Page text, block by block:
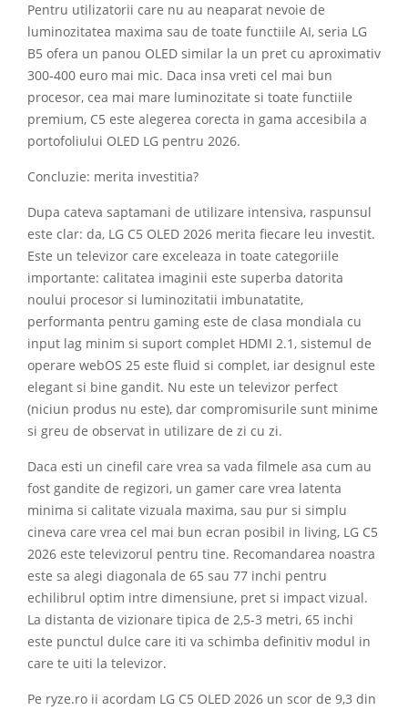
Pentru utilizatorii care nu au neaparat nevoie de
luminozitatea maxima sau de toate functiile AI, seria LG
B5 ofera un panou OLED similar la un pret cu aproximativ
300-400 euro mai mic. Daca insa vreti cel mai bun
procesor, cea mai mare luminozitate si toate functiile
premium, C5 este alegerea corecta in gama accesibila a
portofoliului OLED LG pentru 2026.
Concluzie: merita investitia?
Dupa cateva saptamani de utilizare intensiva, raspunsul
este clar: da, LG C5 OLED 2026 merita fiecare leu investit.
Este un televizor care exceleaza in toate categoriile
importante: calitatea imaginii este superba datorita
noului procesor si luminozitatii imbunatatite,
performanta pentru gaming este de clasa mondiala cu
input lag minim si suport complet HDMI 2.1, sistemul de
operare webOS 25 este fluid si complet, iar designul este
elegant si bine gandit. Nu este un televizor perfect
(niciun produs nu este), dar compromisurile sunt minime
si greu de observat in utilizare de zi cu zi.
Daca esti un cinefil care vrea sa vada filmele asa cum au
fost gandite de regizori, un gamer care vrea latenta
minima si calitate vizuala maxima, sau pur si simplu
cineva care vrea cel mai bun ecran posibil in living, LG C5
2026 este televizorul pentru tine. Recomandarea noastra
este sa alegi diagonala de 65 sau 77 inchi pentru
echilibrul optim intre dimensiune, pret si impact vizual.
La distanta de vizionare tipica de 2,5-3 metri, 65 inchi
este punctul dulce care iti va schimba definitiv modul in
care te uiti la televizor.
Pe ryze.ro ii acordam LG C5 OLED 2026 un scor de 9,3 din